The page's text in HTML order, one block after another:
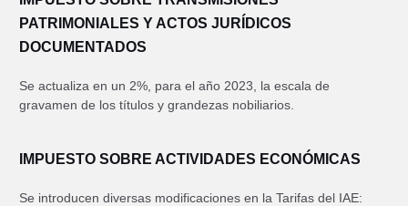
PATRIMONIALES Y ACTOS JURÍDICOS
DOCUMENTADOS
Se actualiza en un 2%, para el año 2023, la escala de
gravamen de los títulos y grandezas nobiliarios.
IMPUESTO SOBRE ACTIVIDADES ECONÓMICAS
Se introducen diversas modificaciones en la Tarifas del IAE: